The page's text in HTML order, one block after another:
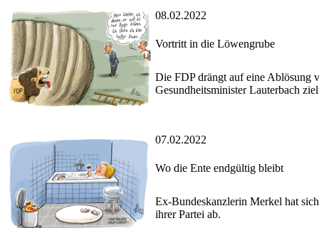
08.02.2022
Vortritt in die Löwengrube
Die FDP drängt auf eine
Gesundheitsminister Lauterbach
07.02.2022
Wo die Ente endgültig bleibt
Ex-Bundeskanzlerin Merkel hat
ihrer Partei ab.